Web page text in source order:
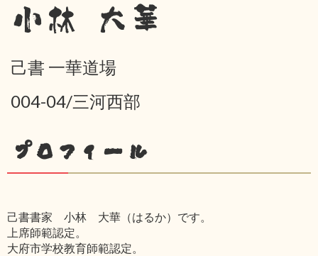
小林 大華
己書 一華道場
004-04/三河西部
プロフィール
己書書家 小林 大華（はるか）です。
上席師範認定。
大府市学校教育師範認定。